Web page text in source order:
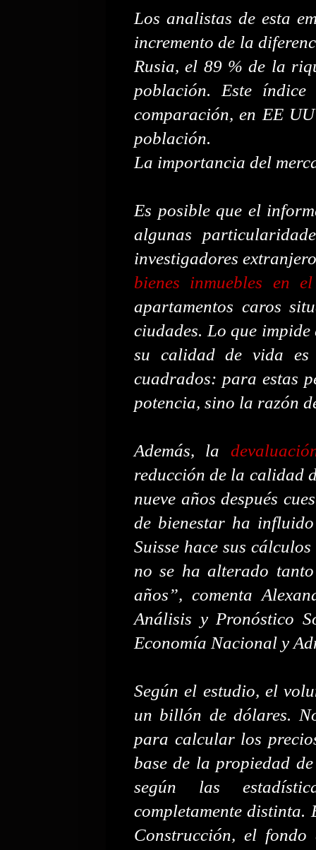
Los analistas de esta
incremento de la
Rusia, el 89 % de la
población. Este
comparación, en EE
población.
La importancia del
Es posible que el
algunas
investigadores
bienes inmuebles en
apartamentos caros
ciudades. Lo que
su calidad de vida es
cuadrados: para estas
potencia, sino la razón
Además, la
reducción de la calidad
nueve años después
de bienestar ha
Suisse hace sus
no se ha alterado
años”, comenta
Análisis y Pronóstico
Economía Nacional y
Según el estudio, el
un billón de dólares.
para calcular los
base de la propiedad
según las
completamente
Construcción, el fondo